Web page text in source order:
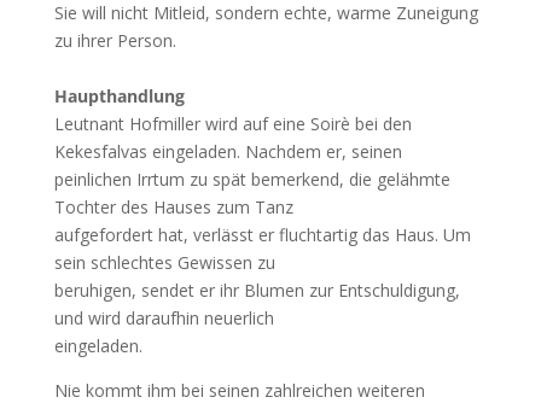
Sie will nicht Mitleid, sondern echte, warme Zuneigung
zu ihrer Person.
Haupthandlung
Leutnant Hofmiller wird auf eine Soirè bei den
Kekesfalvas eingeladen. Nachdem er, seinen
peinlichen Irrtum zu spät bemerkend, die gelähmte
Tochter des Hauses zum Tanz
aufgefordert hat, verlässt er fluchtartig das Haus. Um
sein schlechtes Gewissen zu
beruhigen, sendet er ihr Blumen zur Entschuldigung,
und wird daraufhin neuerlich
eingeladen.
Nie kommt ihm bei seinen zahlreichen weiteren